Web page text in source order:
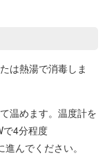
は熱湯で消毒しま
温めます。温度計を
4分程度
んでください。